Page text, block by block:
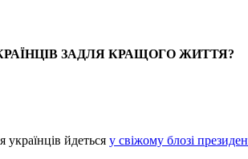
ЗАДЛЯ КРАЩОГО ЖИТТЯ?
українців йдеться у свіжому блозі